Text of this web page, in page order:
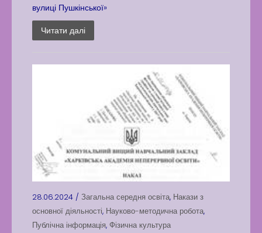
вулиці Пушкінської»
Читати далі
28.06.2024 / Загальна середня освіта, Накази з
основної діяльності, Науково-методична робота,
Публічна інформація, Фізична культура